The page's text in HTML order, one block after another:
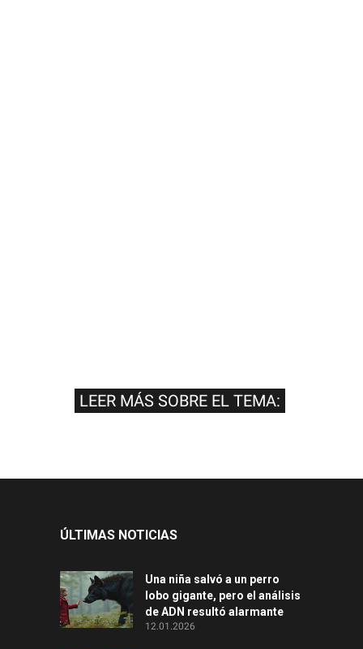
LEER MÁS SOBRE EL TEMA:
ÚLTIMAS NOTICIAS
Una niña salvó a un perro
lobo gigante, pero el análisis
de ADN resultó alarmante
12.01.2026